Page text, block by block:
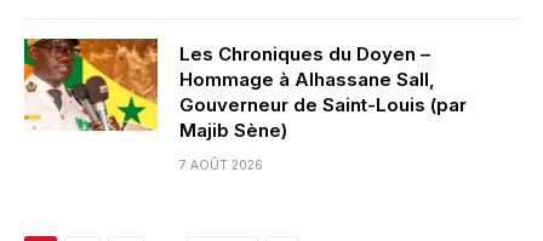
Les Chroniques du Doyen –
Hommage à Alhassane Sall,
Gouverneur de Saint-Louis (par
Majib Sène)
7 AOÛT 2026